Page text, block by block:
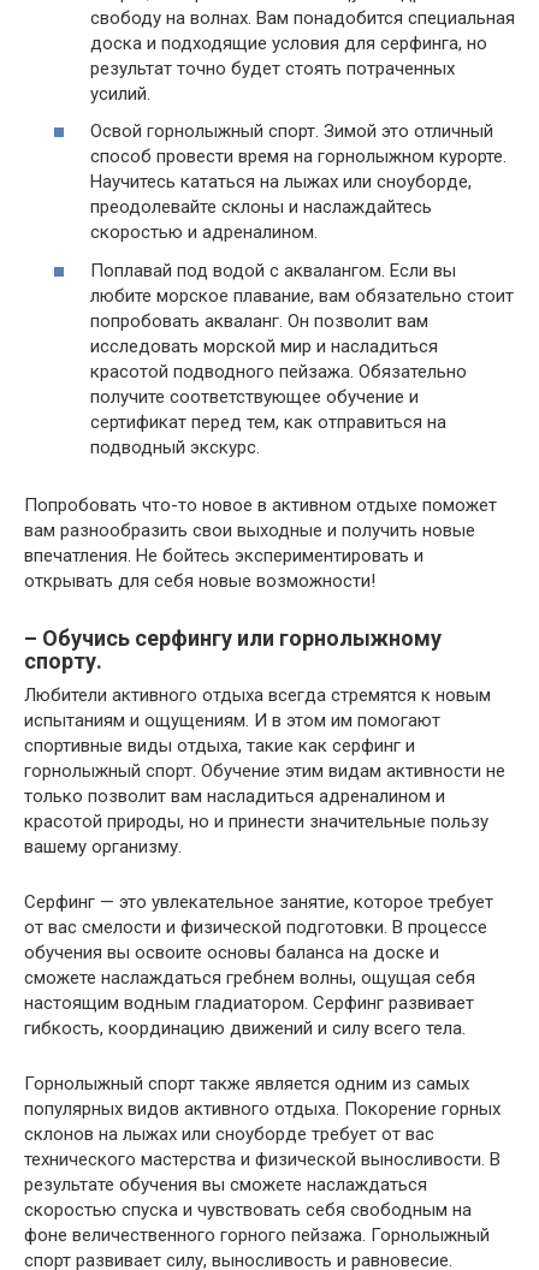
свободу на волнах. Вам понадобится специальная
доска и подходящие условия для серфинга, но
результат точно будет стоять потраченных
усилий.
Освой горнолыжный спорт. Зимой это отличный
способ провести время на горнолыжном курорте.
Научитесь кататься на лыжах или сноуборде,
преодолевайте склоны и наслаждайтесь
скоростью и адреналином.
Поплавай под водой с аквалангом. Если вы
любите морское плавание, вам обязательно стоит
попробовать акваланг. Он позволит вам
исследовать морской мир и насладиться
красотой подводного пейзажа. Обязательно
получите соответствующее обучение и
сертификат перед тем, как отправиться на
подводный экскурс.
Попробовать что-то новое в активном отдыхе поможет
вам разнообразить свои выходные и получить новые
впечатления. Не бойтесь экспериментировать и
открывать для себя новые возможности!
– Обучись серфингу или горнолыжному
спорту.
Любители активного отдыха всегда стремятся к новым
испытаниям и ощущениям. И в этом им помогают
спортивные виды отдыха, такие как серфинг и
горнолыжный спорт. Обучение этим видам активности не
только позволит вам насладиться адреналином и
красотой природы, но и принести значительные пользу
вашему организму.
Серфинг — это увлекательное занятие, которое требует
от вас смелости и физической подготовки. В процессе
обучения вы освоите основы баланса на доске и
сможете наслаждаться гребнем волны, ощущая себя
настоящим водным гладиатором. Серфинг развивает
гибкость, координацию движений и силу всего тела.
Горнолыжный спорт также является одним из самых
популярных видов активного отдыха. Покорение горных
склонов на лыжах или сноуборде требует от вас
технического мастерства и физической выносливости. В
результате обучения вы сможете наслаждаться
скоростью спуска и чувствовать себя свободным на
фоне величественного горного пейзажа. Горнолыжный
спорт развивает силу, выносливость и равновесие.